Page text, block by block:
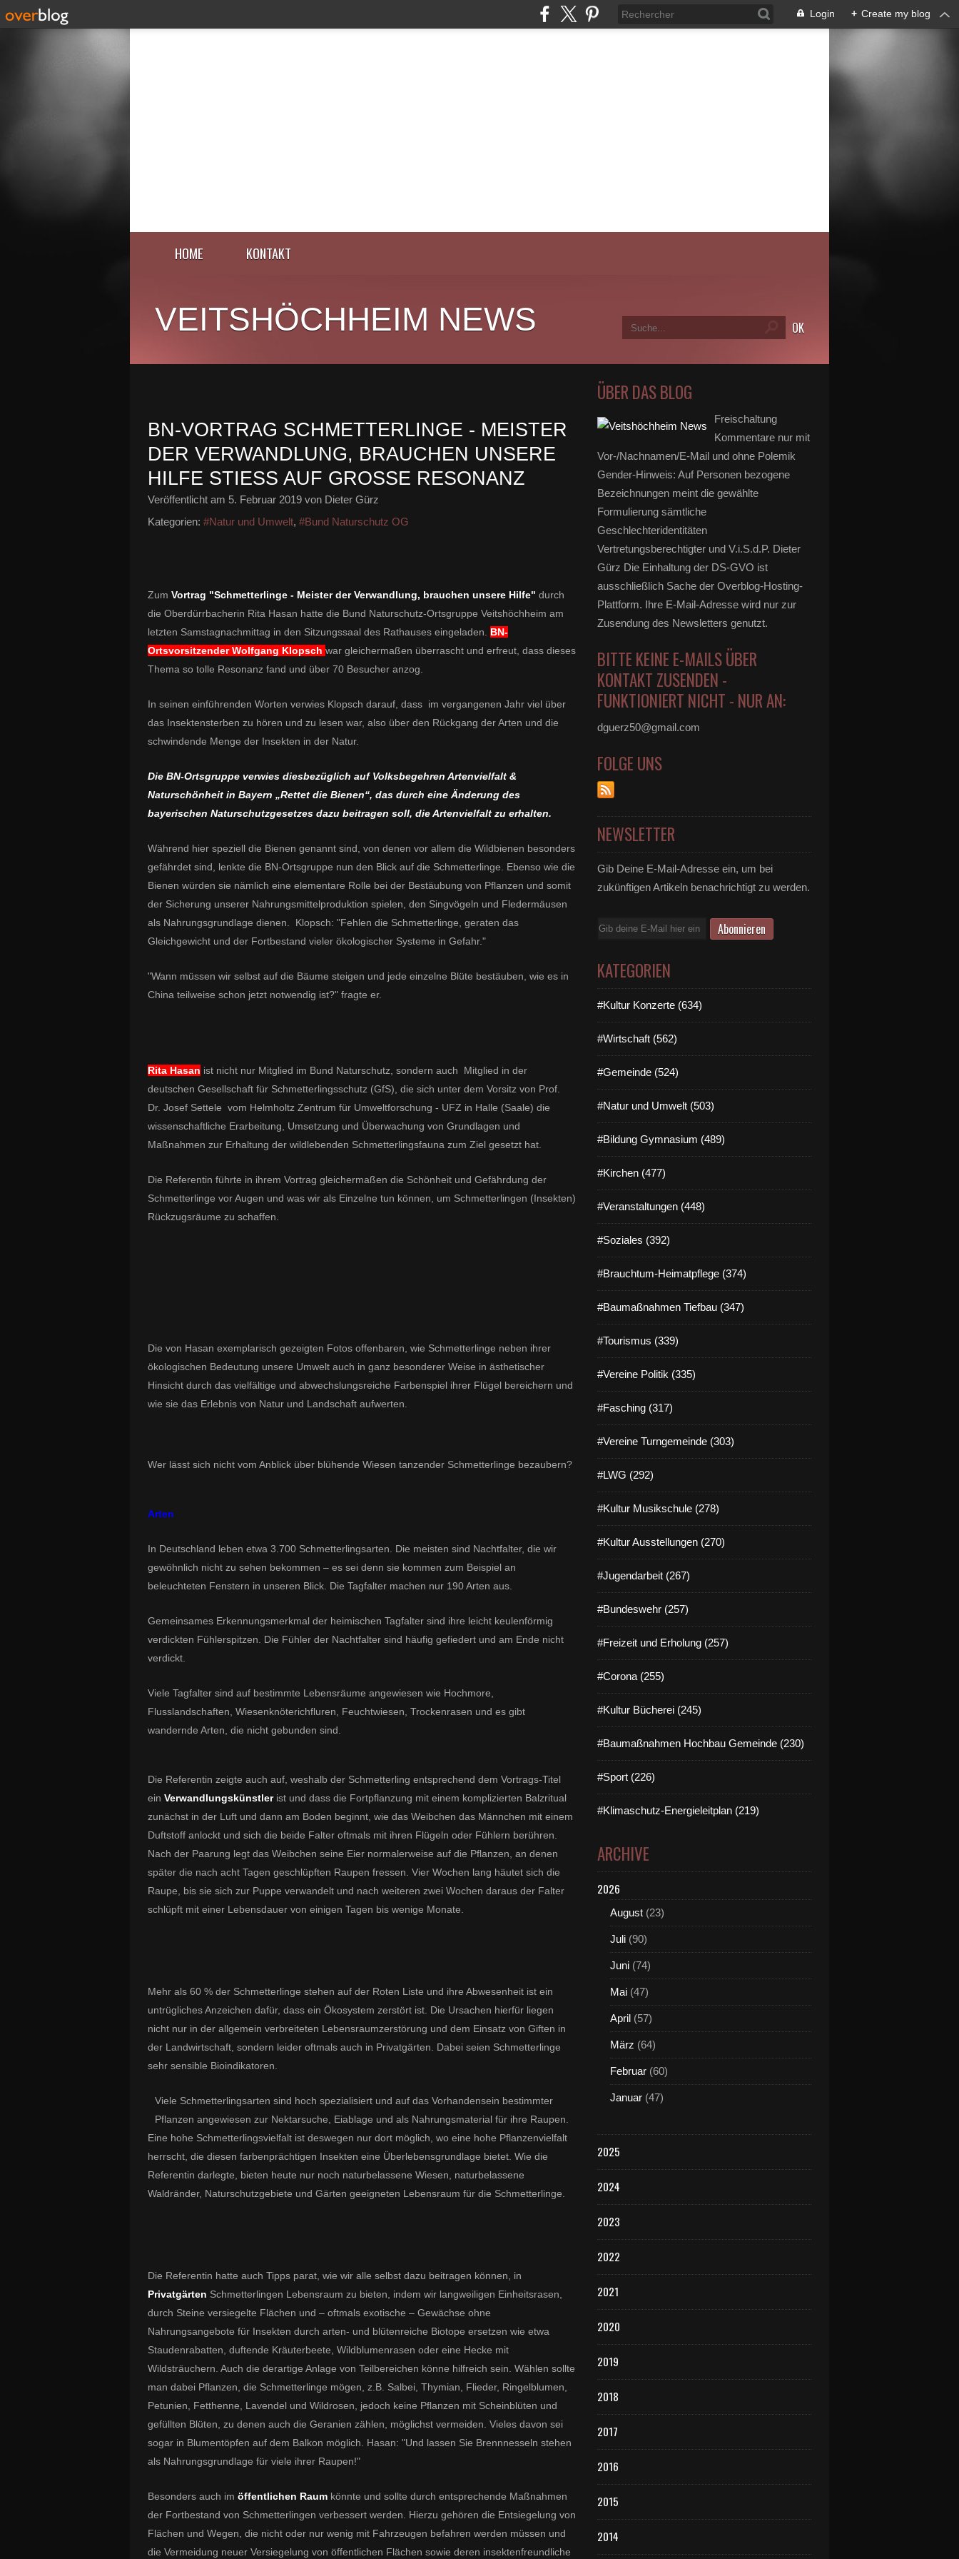
Login + Create my blog
HOME KONTAKT
VEITSHÖCHHEIM NEWS
BN-VORTRAG SCHMETTERLINGE - MEISTER
DER VERWANDLUNG, BRAUCHEN UNSERE
HILFE STIESS AUF GROSSE RESONANZ
Veröffentlicht am 5. Februar 2019 von Dieter Gürz
Kategorien: #Natur und Umwelt, #Bund Naturschutz OG
Zum Vortrag "Schmetterlinge - Meister der Verwandlung, brauchen unsere Hilfe" durch
die Oberdürrbacherin Rita Hasan hatte die Bund Naturschutz-Ortsgruppe Veitshöchheim am
letzten Samstagnachmittag in den Sitzungssaal des Rathauses eingeladen. BN-
Ortsvorsitzender Wolfgang Klopsch war gleichermaßen überrascht und erfreut, dass dieses
Thema so tolle Resonanz fand und über 70 Besucher anzog.
In seinen einführenden Worten verwies Klopsch darauf, dass im vergangenen Jahr viel über
das Insektensterben zu hören und zu lesen war, also über den Rückgang der Arten und die
schwindende Menge der Insekten in der Natur.
Die BN-Ortsgruppe verwies diesbezüglich auf Volksbegehren Artenvielfalt &
Naturschönheit in Bayern „Rettet die Bienen“, das durch eine Änderung des
bayerischen Naturschutzgesetzes dazu beitragen soll, die Artenvielfalt zu erhalten.
Während hier speziell die Bienen genannt sind, von denen vor allem die Wildbienen besonders
gefährdet sind, lenkte die BN-Ortsgruppe nun den Blick auf die Schmetterlinge. Ebenso wie die
Bienen würden sie nämlich eine elementare Rolle bei der Bestäubung von Pflanzen und somit
der Sicherung unserer Nahrungsmittelproduktion spielen, den Singvögeln und Fledermäusen
als Nahrungsgrundlage dienen. Klopsch: "Fehlen die Schmetterlinge, geraten das
Gleichgewicht und der Fortbestand vieler ökologischer Systeme in Gefahr."
"Wann müssen wir selbst auf die Bäume steigen und jede einzelne Blüte bestäuben, wie es in
China teilweise schon jetzt notwendig ist?" fragte er.
Rita Hasan ist nicht nur Mitglied im Bund Naturschutz, sondern auch Mitglied in der
deutschen Gesellschaft für Schmetterlingsschutz (GfS), die sich unter dem Vorsitz von Prof.
Dr. Josef Settele vom Helmholtz Zentrum für Umweltforschung - UFZ in Halle (Saale) die
wissenschaftliche Erarbeitung, Umsetzung und Überwachung von Grundlagen und
Maßnahmen zur Erhaltung der wildlebenden Schmetterlingsfauna zum Ziel gesetzt hat.
Die Referentin führte in ihrem Vortrag gleichermaßen die Schönheit und Gefährdung der
Schmetterlinge vor Augen und was wir als Einzelne tun können, um Schmetterlingen (Insekten)
Rückzugsräume zu schaffen.
Die von Hasan exemplarisch gezeigten Fotos offenbaren, wie Schmetterlinge neben ihrer
ökologischen Bedeutung unsere Umwelt auch in ganz besonderer Weise in ästhetischer
Hinsicht durch das vielfältige und abwechslungsreiche Farbenspiel ihrer Flügel bereichern und
wie sie das Erlebnis von Natur und Landschaft aufwerten.
Wer lässt sich nicht vom Anblick über blühende Wiesen tanzender Schmetterlinge bezaubern?
Arten
In Deutschland leben etwa 3.700 Schmetterlingsarten. Die meisten sind Nachtfalter, die wir
gewöhnlich nicht zu sehen bekommen – es sei denn sie kommen zum Beispiel an
beleuchteten Fenstern in unseren Blick. Die Tagfalter machen nur 190 Arten aus.
Gemeinsames Erkennungsmerkmal der heimischen Tagfalter sind ihre leicht keulenförmig
verdickten Fühlerspitzen. Die Fühler der Nachtfalter sind häufig gefiedert und am Ende nicht
verdickt.
Viele Tagfalter sind auf bestimmte Lebensräume angewiesen wie Hochmore,
Flusslandschaften, Wiesenknöterichfluren, Feuchtwiesen, Trockenrasen und es gibt
wandernde Arten, die nicht gebunden sind.
Die Referentin zeigte auch auf, weshalb der Schmetterling entsprechend dem Vortrags-Titel
ein Verwandlungskünstlerist und dass die Fortpflanzung mit einem komplizierten Balzritual
zunächst in der Luft und dann am Boden beginnt, wie das Weibchen das Männchen mit einem
Duftstoff anlockt und sich die beide Falter oftmals mit ihren Flügeln oder Fühlern berühren.
Nach der Paarung legt das Weibchen seine Eier normalerweise auf die Pflanzen, an denen
später die nach acht Tagen geschlüpften Raupen fressen. Vier Wochen lang häutet sich die
Raupe, bis sie sich zur Puppe verwandelt und nach weiteren zwei Wochen daraus der Falter
schlüpft mit einer Lebensdauer von einigen Tagen bis wenige Monate.
Mehr als 60 % der Schmetterlinge stehen auf der Roten Liste und ihre Abwesenheit ist ein
untrügliches Anzeichen dafür, dass ein Ökosystem zerstört ist. Die Ursachen hierfür liegen
nicht nur in der allgemein verbreiteten Lebensraumzerstörung und dem Einsatz von Giften in
der Landwirtschaft, sondern leider oftmals auch in Privatgärten. Dabei seien Schmetterlinge
sehr sensible Bioindikatoren.
Viele Schmetterlingsarten sind hoch spezialisiert und auf das Vorhandensein bestimmter
Pflanzen angewiesen zur Nektarsuche, Eiablage und als Nahrungsmaterial für ihre Raupen.
Eine hohe Schmetterlingsvielfalt ist deswegen nur dort möglich, wo eine hohe Pflanzenvielfalt
herrscht, die diesen farbenprächtigen Insekten eine Überlebensgrundlage bietet. Wie die
Referentin darlegte, bieten heute nur noch naturbelassene Wiesen, naturbelassene
Waldränder, Naturschutzgebiete und Gärten geeigneten Lebensraum für die Schmetterlinge.
Die Referentin hatte auch Tipps parat, wie wir alle selbst dazu beitragen können, in
Privatgärten Schmetterlingen Lebensraum zu bieten, indem wir langweiligen Einheitsrasen,
durch Steine versiegelte Flächen und – oftmals exotische – Gewächse ohne
Nahrungsangebote für Insekten durch arten- und blütenreiche Biotope ersetzen wie etwa
Staudenrabatten, duftende Kräuterbeete, Wildblumenrasen oder eine Hecke mit
Wildsträuchern. Auch die derartige Anlage von Teilbereichen könne hilfreich sein. Wählen sollte
man dabei Pflanzen, die Schmetterlinge mögen, z.B. Salbei, Thymian, Flieder, Ringelblumen,
Petunien, Fetthenne, Lavendel und Wildrosen, jedoch keine Pflanzen mit Scheinblüten und
gefüllten Blüten, zu denen auch die Geranien zählen, möglichst vermeiden. Vieles davon sei
sogar in Blumentöpfen auf dem Balkon möglich. Hasan: "Und lassen Sie Brennnesseln stehen
als Nahrungsgrundlage für viele ihrer Raupen!"
Besonders auch im öffentlichen Raum könnte und sollte durch entsprechende Maßnahmen
der Fortbestand von Schmetterlingen verbessert werden. Hierzu gehören die Entsiegelung von
Flächen und Wegen, die nicht oder nur wenig mit Fahrzeugen befahren werden müssen und
die Vermeidung neuer Versiegelung von öffentlichen Flächen sowie deren insektenfreundliche
ÜBER DAS BLOG
Freischaltung
Kommentare nur mit
Vor-/Nachnamen/E-Mail und ohne Polemik
Gender-Hinweis: Auf Personen bezogene
Bezeichnungen meint die gewählte
Formulierung sämtliche
Geschlechteridentitäten
Vertretungsberechtigter und V.i.S.d.P. Dieter
Gürz Die Einhaltung der DS-GVO ist
ausschließlich Sache der Overblog-Hosting-
Plattform. Ihre E-Mail-Adresse wird nur zur
Zusendung des Newsletters genutzt.
BITTE KEINE E-MAILS ÜBER
KONTAKT ZUSENDEN -
FUNKTIONIERT NICHT - NUR AN:
dguerz50@gmail.com
FOLGE UNS
NEWSLETTER
Gib Deine E-Mail-Adresse ein, um bei
zukünftigen Artikeln benachrichtigt zu werden.
E-
KATEGORIEN
#Kultur Konzerte (634)
#Wirtschaft (562)
#Gemeinde (524)
#Natur und Umwelt (503)
#Bildung Gymnasium (489)
#Kirchen (477)
#Veranstaltungen (448)
#Soziales (392)
#Brauchtum-Heimatpflege (374)
#Baumaßnahmen Tiefbau (347)
#Tourismus (339)
#Vereine Politik (335)
#Fasching (317)
#Vereine Turngemeinde (303)
#LWG (292)
#Kultur Musikschule (278)
#Kultur Ausstellungen (270)
#Jugendarbeit (267)
#Bundeswehr (257)
#Freizeit und Erholung (257)
#Corona (255)
#Kultur Bücherei (245)
#Baumaßnahmen Hochbau Gemeinde (230)
#Sport (226)
#Klimaschutz-Energieleitplan (219)
ARCHIVE
2026
August (23)
Juli (90)
Juni (74)
Mai (47)
April (57)
März (64)
Februar (60)
Januar (47)
2025
2024
2023
2022
2021
2020
2019
2018
2017
2016
2015
2014